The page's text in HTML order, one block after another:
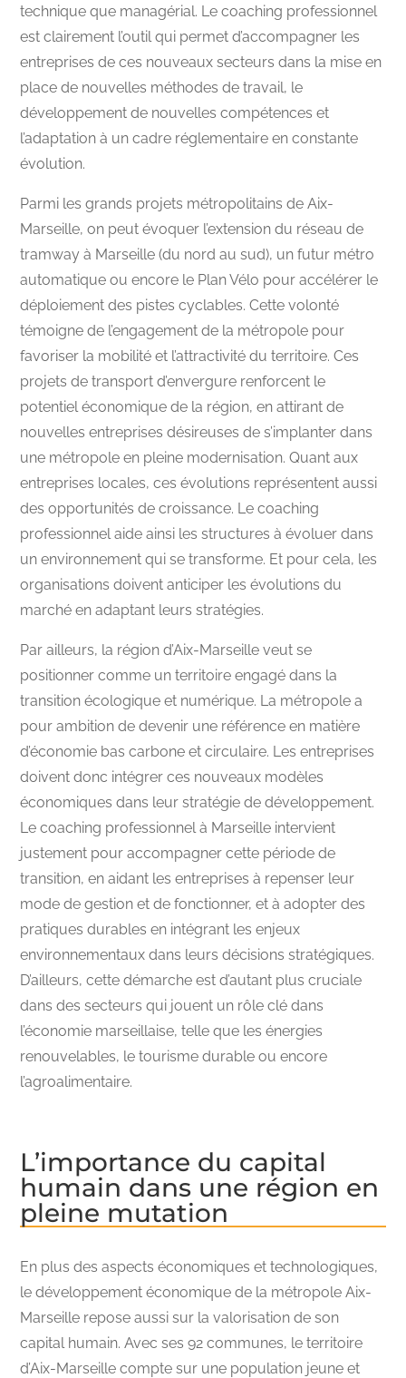
technique que managérial. Le coaching professionnel
est clairement l’outil qui permet d’accompagner les
entreprises de ces nouveaux secteurs dans la mise en
place de nouvelles méthodes de travail, le
développement de nouvelles compétences et
l’adaptation à un cadre réglementaire en constante
évolution.
Parmi les grands projets métropolitains de Aix-
Marseille, on peut évoquer l’extension du réseau de
tramway à Marseille (du nord au sud), un futur métro
automatique ou encore le Plan Vélo pour accélérer le
déploiement des pistes cyclables. Cette volonté
témoigne de l’engagement de la métropole pour
favoriser la mobilité et l’attractivité du territoire. Ces
projets de transport d’envergure renforcent le
potentiel économique de la région, en attirant de
nouvelles entreprises désireuses de s’implanter dans
une métropole en pleine modernisation. Quant aux
entreprises locales, ces évolutions représentent aussi
des opportunités de croissance. Le coaching
professionnel aide ainsi les structures à évoluer dans
un environnement qui se transforme. Et pour cela, les
organisations doivent anticiper les évolutions du
marché en adaptant leurs stratégies.
Par ailleurs, la région d’Aix-Marseille veut se
positionner comme un territoire engagé dans la
transition écologique et numérique. La métropole a
pour ambition de devenir une référence en matière
d’économie bas carbone et circulaire. Les entreprises
doivent donc intégrer ces nouveaux modèles
économiques dans leur stratégie de développement.
Le coaching professionnel à Marseille intervient
justement pour accompagner cette période de
transition, en aidant les entreprises à repenser leur
mode de gestion et de fonctionner, et à adopter des
pratiques durables en intégrant les enjeux
environnementaux dans leurs décisions stratégiques.
D’ailleurs, cette démarche est d’autant plus cruciale
dans des secteurs qui jouent un rôle clé dans
l’économie marseillaise, telle que les énergies
renouvelables, le tourisme durable ou encore
l’agroalimentaire.
L’importance du capital
humain dans une région en
pleine mutation
En plus des aspects économiques et technologiques,
le développement économique de la métropole Aix-
Marseille repose aussi sur la valorisation de son
capital humain. Avec ses 92 communes, le territoire
d’Aix-Marseille compte sur une population jeune et